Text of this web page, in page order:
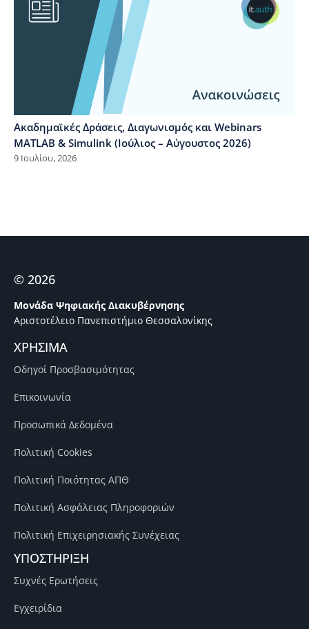
Ακαδημαϊκές Δράσεις, Διαγωνισμός και Webinars
MATLAB & Simulink (Ιούλιος – Αύγουστος 2026)
9 Ιουλίου, 2026
© 2026
Μονάδα Ψηφιακής Διακυβέρνησης
Αριστοτέλειο Πανεπιστήμιο Θεσσαλονίκης
ΧΡΗΣΙΜΑ
Οδηγοί Προσβασιμότητας
Επικοινωνία
Προσωπικά Δεδομένα
Πολιτική Cookies
Πολιτική Ποιότητας ΑΠΘ
Πολιτική Ασφάλειας Πληροφοριών
Πολιτική Επιχειρησιακής Συνέχειας
ΥΠΟΣΤΗΡΙΞΗ
Συχνές Ερωτήσεις
Εγχειρίδια